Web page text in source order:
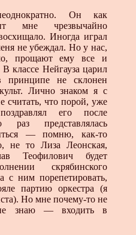
Он как
мне чрезвычайно
Иногда играл
не убеждал. Но у нас,
прощают ему все и
классе Нейгауза царил
принципе не склонен
Лично знаком я с
считать, что порой, уже
его после
раз представлялась
— помню, как-то
не то Лиза Леонская,
Теофилович будет
скрябинского
с ним порепетировать,
партию оркестра (я
Но мне почему-то не
знаю — входить в